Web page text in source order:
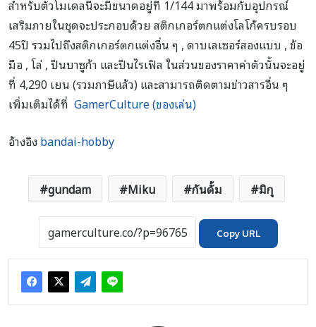
สำหรับตัวโมเดลนี้จะมีขนาดอยู่ที่ 1/144 มาพร้อมกับอุปกรณ์
เสริมภายในชุดจะประกอบด้วย สติกเกอร์ตกแต่งโลโก้ครบรอบ
45ปี รวมไปถึงสติกเกอร์ตกแต่งอื่น ๆ , ดาบเลเซอร์สองแบบ , ข้อ
มือ , โล่ , ปืนบาซูก้า และปืนไรเฟิล ในส่วนของราคาค่าตัวนั้นจะอยู่
ที่ 4,290 เยน (รวมภาษีแล้ว) และสามารถติดตามข่าวสารอื่น ๆ
เพิ่มเติมได้ที่ GamerCulture (ของเล่น)
อ้างอิงbandai-hobby
gundam Miku กันดั้ม มิกุ
Copy URL